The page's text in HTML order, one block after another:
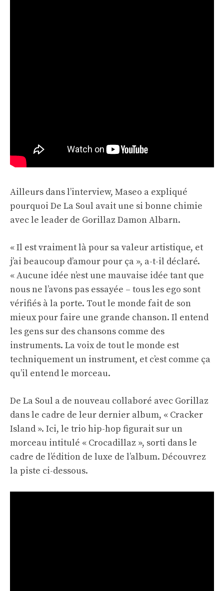
Ailleurs dans l’interview, Maseo a expliqué
pourquoi De La Soul avait une si bonne chimie
avec le leader de Gorillaz Damon Albarn.
« Il est vraiment là pour sa valeur artistique, et
j’ai beaucoup d’amour pour ça », a-t-il déclaré.
« Aucune idée n’est une mauvaise idée tant que
nous ne l’avons pas essayée – tous les ego sont
vérifiés à la porte. Tout le monde fait de son
mieux pour faire une grande chanson. Il entend
les gens sur des chansons comme des
instruments. La voix de tout le monde est
techniquement un instrument, et c’est comme ça
qu’il entend le morceau.
De La Soul a de nouveau collaboré avec Gorillaz
dans le cadre de leur dernier album, « Cracker
Island ». Ici, le trio hip-hop figurait sur un
morceau intitulé « Crocadillaz », sorti dans le
cadre de l’édition de luxe de l’album. Découvrez
la piste ci-dessous.